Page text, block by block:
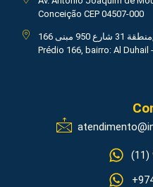
Conceição CEP 04507-000
منطقة 31 شارع 950 مبنى 166, Doha, Catar Área 31, Rua 950,
Prédio 166, bairro: Al Duhail
(11)